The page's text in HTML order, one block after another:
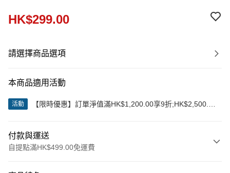
HK$299.00
請選擇商品選項
本商品適用活動
活動
【限時優惠】訂單淨值滿HK$1,200.00享9折;HK$2,500.00
付款與運送
自提點滿HK$499.00免運費